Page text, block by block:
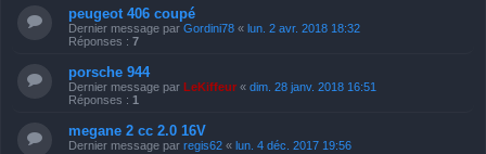
peugeot 406 coupé
Dernier message par Gordini78 « lun. 2 avr. 2018 18:32
Réponses : 7
porsche 944
Dernier message par LeKiffeur « dim. 28 janv. 2018 16:51
Réponses : 1
megane 2 cc 2.0 16V
Dernier message par regis62 « lun. 4 déc. 2017 19:56